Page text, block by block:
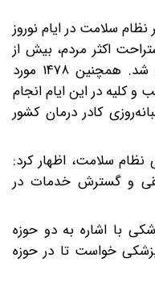
سلامت در ایام نوروز
اکثر مردم، بیش از
۱۳۷ هزار عمل جراحی الکتیو انجام شد. همچنین ۱۴۷۸ مورد
کبد، قلب و کلیه در این ایام انجام
کادر درمان کشور
سلامت، اظهار کرد:
افقی و گسترش خدمات در
با اشاره به دو حوزه
خواست تا در حوزه